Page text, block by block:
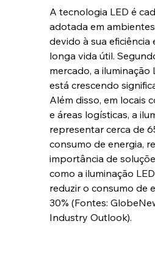
A tecnologia LED é
adotada em
devido à sua eficiência
longa vida útil.
mercado, a iluminação
está crescendo
Além disso, em locais
e áreas logísticas, a
representar cerca de
consumo de energia,
importância de
como a iluminação
reduzir o consumo de
30% (Fontes:
Industry Outlook).